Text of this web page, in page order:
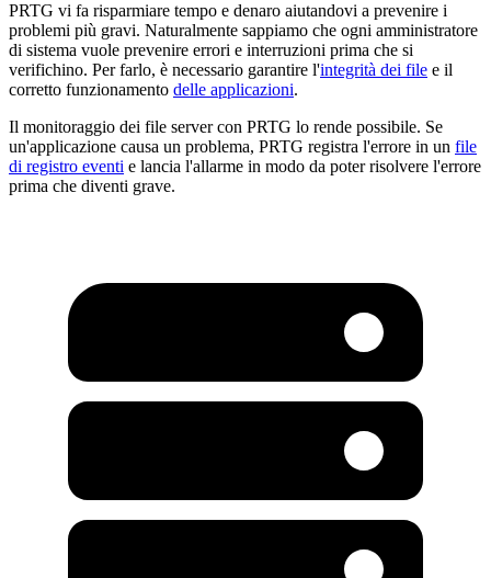
PRTG vi fa risparmiare tempo e denaro aiutandovi a prevenire i
problemi più gravi. Naturalmente sappiamo che ogni amministratore
di sistema vuole prevenire errori e interruzioni prima che si
verifichino. Per farlo, è necessario garantire l'integrità dei file e il
corretto funzionamento delle applicazioni.
Il monitoraggio dei file server con PRTG lo rende possibile. Se
un'applicazione causa un problema, PRTG registra l'errore in un file
di registro eventi e lancia l'allarme in modo da poter risolvere l'errore
prima che diventi grave.